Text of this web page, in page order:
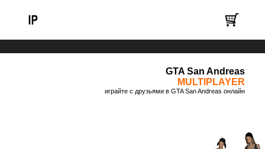
GTA San Andreas
MULTIPLAYER
играйте с друзьями в GTA San Andreas онлайн